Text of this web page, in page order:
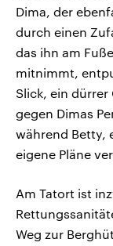
Dima, der
durch einen
das ihn am
mitnimmt,
Slick, ein dürrer
gegen Dimas
während Betty,
eigene Pläne
Am Tatort ist
Weg zur